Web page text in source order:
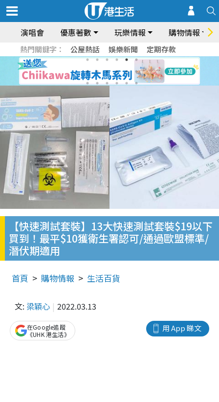
演唱會 優惠著數 玩樂情報 購物情報
熱門關鍵字： 公屋熱話 娛樂新聞 定期存款
【快速測試套裝】13大快速測試套裝$19以下
買到！最平$10獲衛生署認可/通過歐盟標準/
潛伏期適用
首頁 購物情報 生活百貨
文: 梁穎心 2022.03.13
用 App 睇文
在Google追蹤
《UHK 港生活》